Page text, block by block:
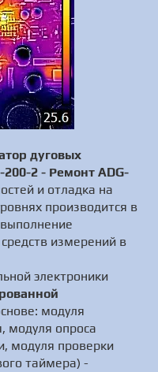
дуговых
200-2 - Ремонт ADG-
и отладка на
производится в
измерений в
электроники
модуля
модуля опроса
модуля проверки
таймера) -